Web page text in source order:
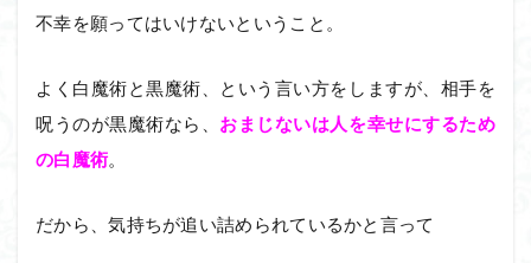
不幸を願ってはいけないということ。
よく白魔術と黒魔術、という言い方をしますが、相手を
呪うのが黒魔術なら、 おまじないは人を幸せにするため
の白魔術。
だから、気持ちが追い詰められているかと言って